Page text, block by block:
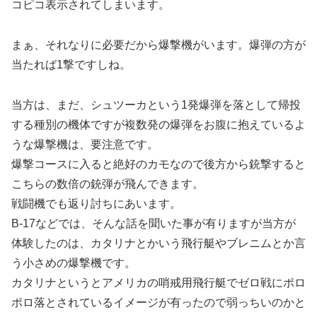
コピコ表示されてしまいます。
まぁ、それなりに必要だから爆撃機がいます。爆弾の方が
当たれば1撃ですしね。
当方は、まだ、シュツーカという1発爆弾を落として帰投
する種別の機体ですが複数発の爆弾をお腹に抱えているよ
うな爆撃機は、要注意です。
爆撃コースに入ると絶好のカモなので後方から銃撃すると
こちらの数倍の銃弾が飛んできます。
戦闘機でも返り討ちにあいます。
B-17などでは、そんな話を聞いた事が有りますが当方が
体験したのは、カタリナとかいう飛行艇やブレニムとか言
う小さめの爆撃機です。
カタリナというとアメリカの哨戒用飛行艇でゼロ戦にポロ
ポロ落とされているイメージが有ったので弱っちいのかと